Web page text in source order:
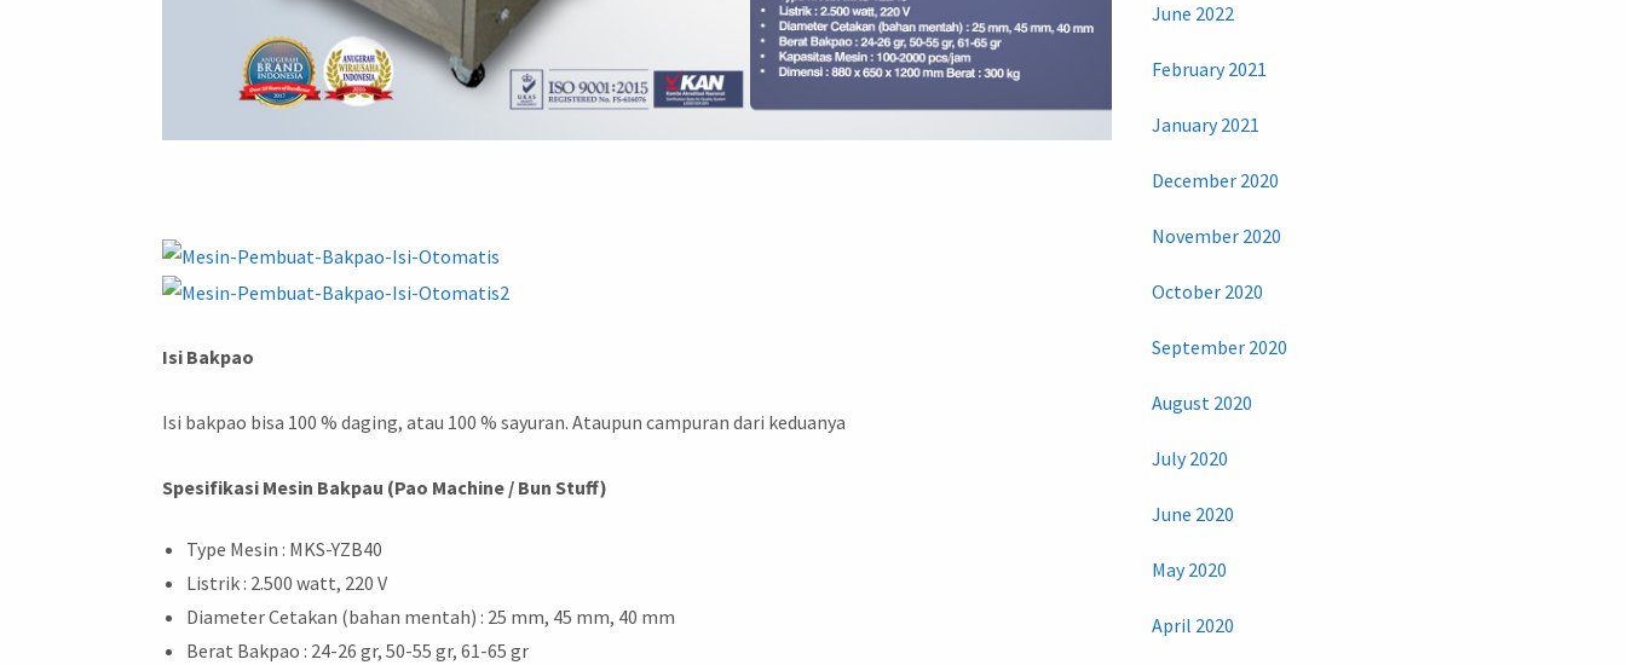
Isi Bakpao
Isi bakpao bisa 100 % daging, atau 100 % sayuran. Ataupun campuran dari keduanya
Spesifikasi Mesin Bakpau (Pao Machine / Bun Stuff)
Type Mesin : MKS-YZB40
Listrik : 2.500 watt, 220 V
Diameter Cetakan (bahan mentah) : 25 mm, 45 mm, 40 mm
Berat Bakpao : 24-26 gr, 50-55 gr, 61-65 gr
June 2022
February 2021
January 2021
December 2020
November 2020
October 2020
September 2020
August 2020
July 2020
June 2020
May 2020
April 2020